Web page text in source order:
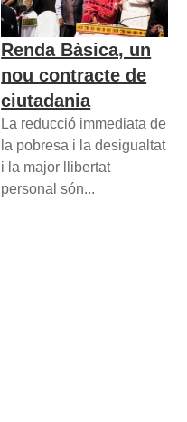
Renda Bàsica, un
nou contracte de
ciutadania
La reducció immediata de
la pobresa i la desigualtat
i la major llibertat
personal són...